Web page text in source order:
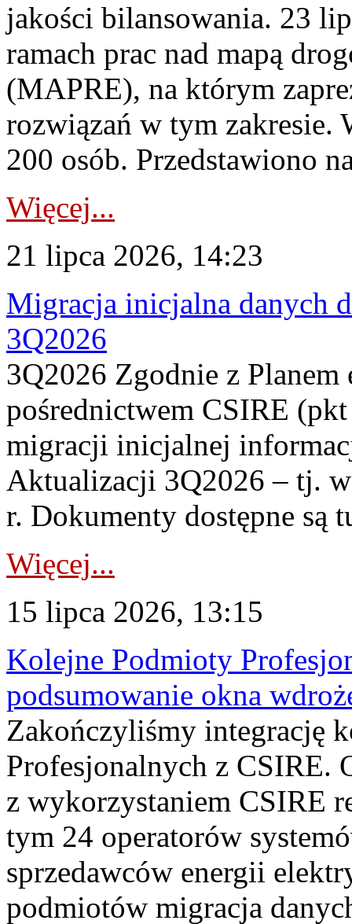
jakości bilansowania. 23
ramach prac nad mapą
(MAPRE), na którym
rozwiązań w tym zakresie.
200 osób. Przedstawiono
Więcej...
21 lipca 2026, 14:23
Migracja inicjalna danych
3Q2026
3Q2026 Zgodnie z
pośrednictwem CSIRE
migracji inicjalnej
Aktualizacji 3Q2026 – tj.
r. Dokumenty dostępne są
Więcej...
15 lipca 2026, 13:15
Kolejne Podmioty
podsumowanie okna
Zakończyliśmy integrację
Profesjonalnych z CSIRE.
z wykorzystaniem CSIRE
tym 24 operatorów
sprzedawców energii
podmiotów migracja